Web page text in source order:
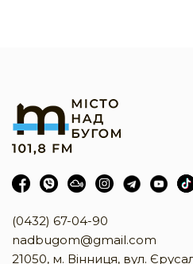
(0432) 67-04-90
nadbugom@gmail.com
21050, м. Вінниця, вул.